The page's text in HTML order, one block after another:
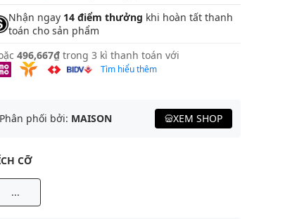
Nhận ngay 14 điểm thưởng khi hoàn tất thanh
toán cho sản phẩm
496,667₫ trong 3 kì thanh toán với
Tìm hiểu thêm
Phân phối bởi: MAISON XEM SHOP
CỠ
...